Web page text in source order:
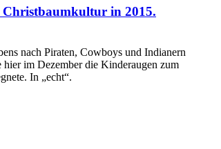
Christbaumkultur in 2015.
nach Piraten, Cowboys und Indianern
im Dezember die Kinderaugen zum
In „echt“.